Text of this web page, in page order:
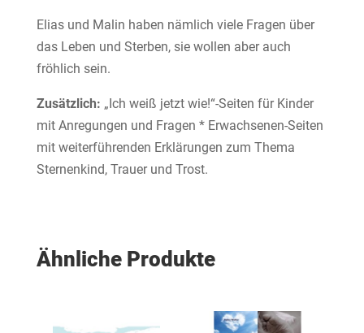
Elias und Malin haben nämlich viele Fragen über
das Leben und Sterben, sie wollen aber auch
fröhlich sein.
Zusätzlich: „Ich weiß jetzt wie!“-Seiten für Kinder
mit Anregungen und Fragen * Erwachsenen-Seiten
mit weiterführenden Erklärungen zum Thema
Sternenkind, Trauer und Trost.
Ähnliche Produkte